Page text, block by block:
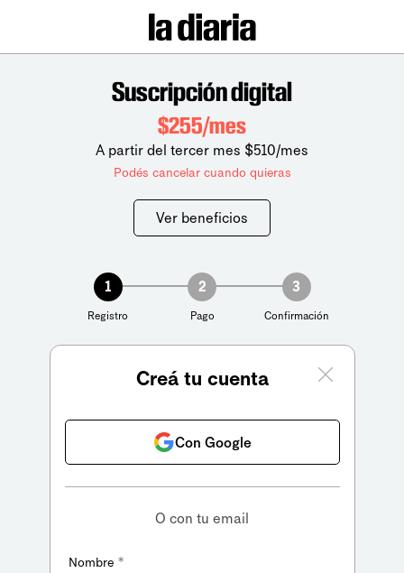
Suscripción digital
$255/mes
A partir del tercer mes $510/mes
Podés cancelar cuando quieras
Ver beneficios
1
Registro
2
Pago
3
Confirmación
Creá tu cuenta
Con Google
O con tu email
Nombre *